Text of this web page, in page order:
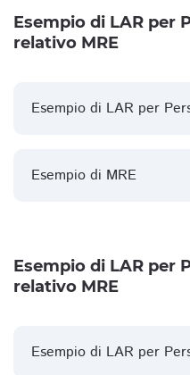
Esempio di LAR per
relativo MRE
Esempio di LAR per
Esempio di MRE
Esempio di LAR per
relativo MRE
Esempio di LAR per